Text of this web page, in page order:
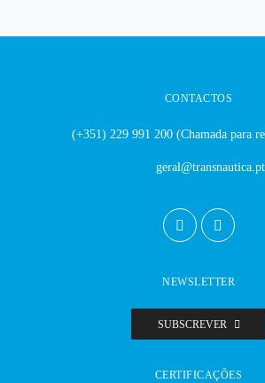
CONTACTOS
(+351) 229 991 200(Chamada para
geral@transnautica.pt
NEWSLETTER
SUBSCREVER
CERTIFICAÇÕES